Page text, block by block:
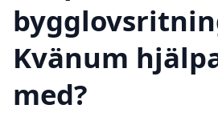
Kvänum
med?